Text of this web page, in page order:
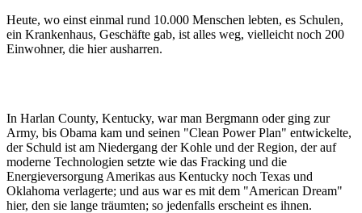
Heute, wo einst einmal rund 10.000 Menschen lebten, es Schulen,
ein Krankenhaus, Geschäfte gab, ist alles weg, vielleicht noch 200
Einwohner, die hier ausharren.
In Harlan County, Kentucky, war man Bergmann oder ging zur
Army, bis Obama kam und seinen "Clean Power Plan" entwickelte,
der Schuld ist am Niedergang der Kohle und der Region, der auf
moderne Technologien setzte wie das Fracking und die
Energieversorgung Amerikas aus Kentucky noch Texas und
Oklahoma verlagerte; und aus war es mit dem "American Dream"
hier, den sie lange träumten; so jedenfalls erscheint es ihnen.